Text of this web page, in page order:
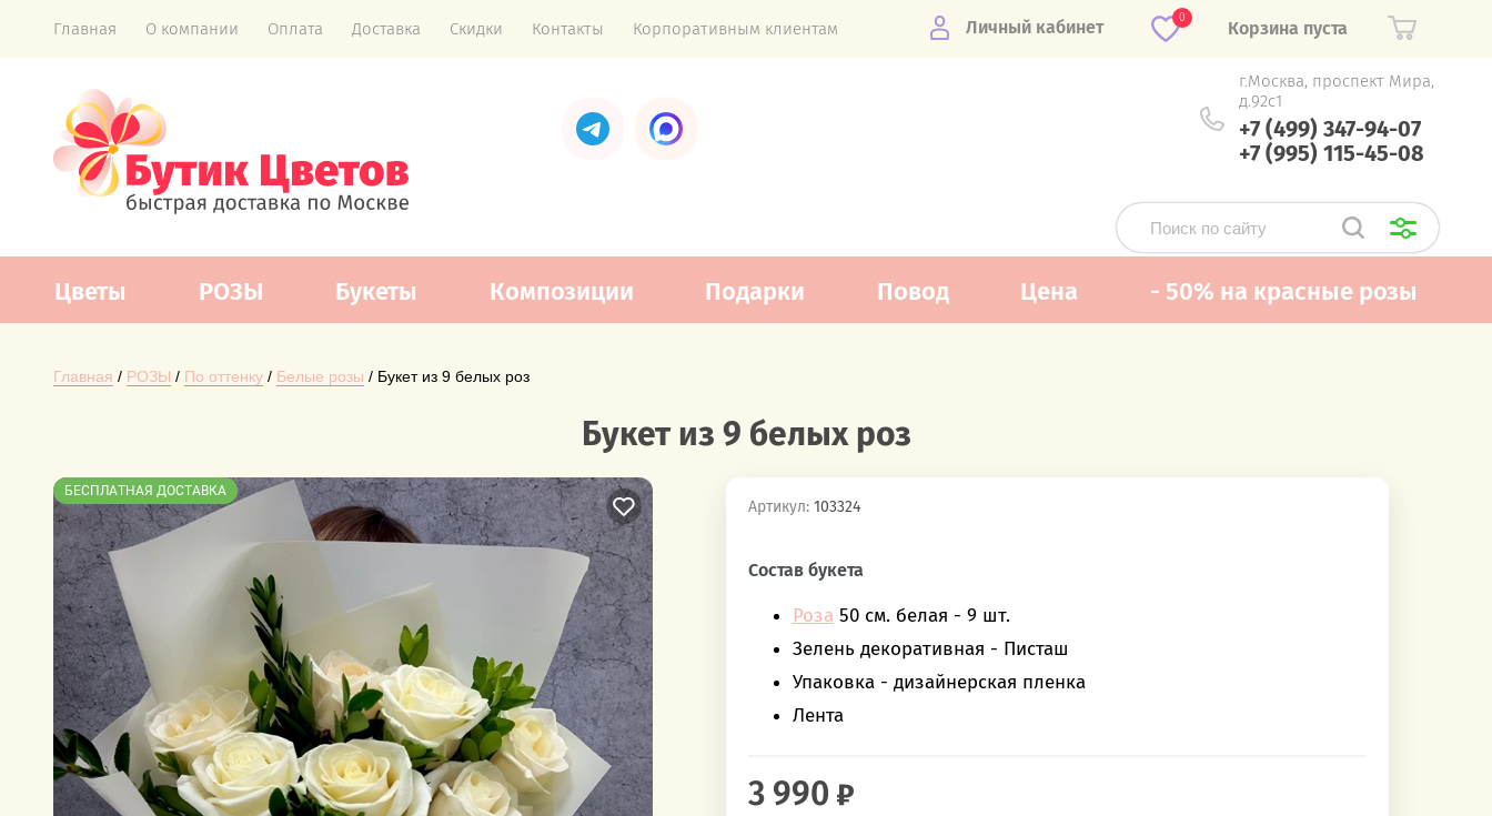
Главная О компании Оплата Доставка Скидки Контакты Корпоративным клиентам Личный кабинет 0 Корзина пуста
г.Москва, проспект Мира,
д.92с1
+7 (499) 347-94-07
+7 (995) 115-45-08
Цветы РОЗЫ Букеты Композиции Подарки Повод Цена - 50% на красные розы
Главная / РОЗЫ / По оттенку / Белые розы / Букет из 9 белых роз
Букет из 9 белых роз
БЕСПЛАТНАЯ ДОСТАВКА
Артикул:103324
Состав букета
Роза 50 см. белая - 9 шт.
Зелень декоративная - Писташ
Упаковка - дизайнерская пленка
Лента
3 990